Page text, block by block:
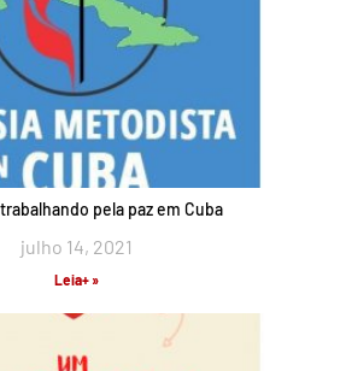
pela paz em Cuba
julho 14, 2021
Leia+ »